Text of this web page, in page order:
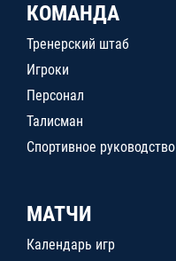
КОМАНДА
Тренерский штаб
Игроки
Персонал
Талисман
Спортивное руководство
МАТЧИ
Календарь игр